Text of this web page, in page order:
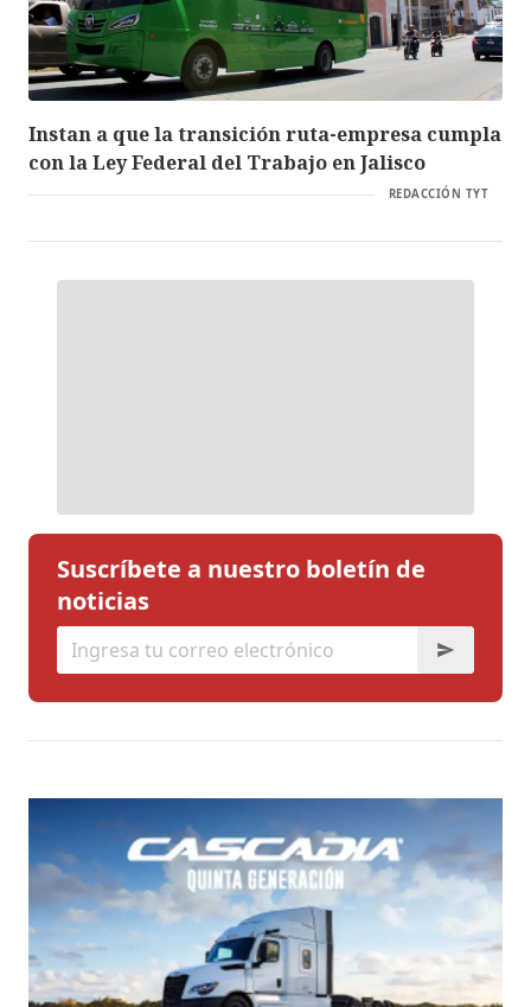
Instan a que la transición ruta-empresa cumpla
con la Ley Federal del Trabajo en Jalisco
REDACCIÓN TYT
Suscríbete a nuestro boletín de
noticias